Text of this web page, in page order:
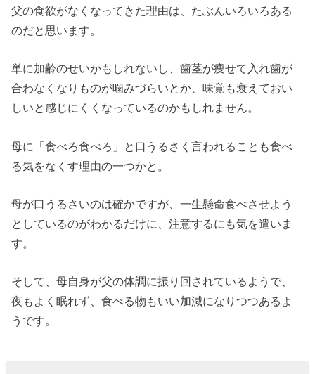
父の食欲がなくなってきた理由は、たぶんいろいろある
のだと思います。
単に加齢のせいかもしれないし、歯茎が痩せて入れ歯が
合わなくなりものが噛みづらいとか、味覚も衰えておい
しいと感じにくくなっているのかもしれません。
母に「食べろ食べろ」と口うるさく言われることも食べ
る気をなくす理由の一つかと。
母が口うるさいのは確かですが、一生懸命食べさせよう
としているのがわかるだけに、注意するにも気を遣いま
す。
そして、母自身が父の体調に振り回されているようで、
夜もよく眠れず、食べる物もいい加減になりつつあるよ
うです。